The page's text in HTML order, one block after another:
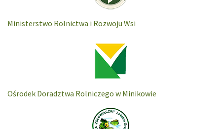
Ministerstwo Rolnictwa i Rozwoju Wsi
Ośrodek Doradztwa Rolniczego w Minikowie